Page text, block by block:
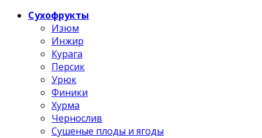
Сухофрукты
Изюм
Инжир
Курага
Персик
Урюк
Финики
Хурма
Чернослив
Сушеные плоды и ягоды